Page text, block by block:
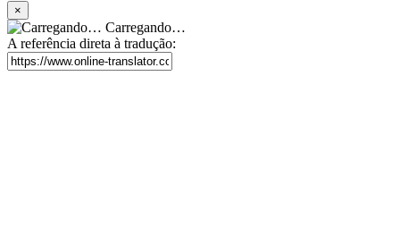
×
Carregando…
A referência direta à tradução: